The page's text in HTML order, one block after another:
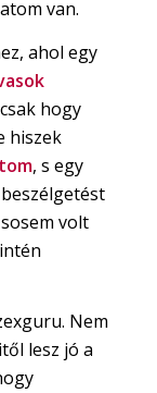
van.
ahol egy
hogy
hiszek
, s egy
volt
Nem
lesz jó a